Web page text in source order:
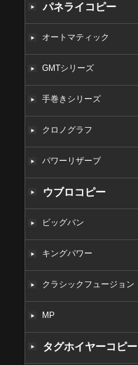
パネライコピー
オートマティック
GMTシリーズ
手巻きシリーズ
クロノグラフ
パワーリザーブ
ウブロコピー
ビッグバン
キングパワー
クラシックフュージョン
MP
タグホイヤーコピー